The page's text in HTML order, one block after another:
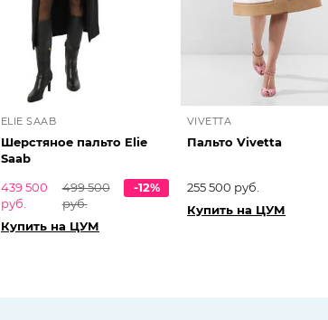
ELIE SAAB
Шерстяное пальто Elie
Saab
439 500
руб.
499 500
руб.
-12%
Купить на ЦУМ
VIVETTA
Пальто Vivetta
255 500 руб.
Купить на ЦУМ